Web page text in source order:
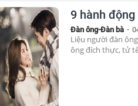
9 hành
Đàn ông-Đàn bà -
Liệu người đàn
ông đích thực, tử